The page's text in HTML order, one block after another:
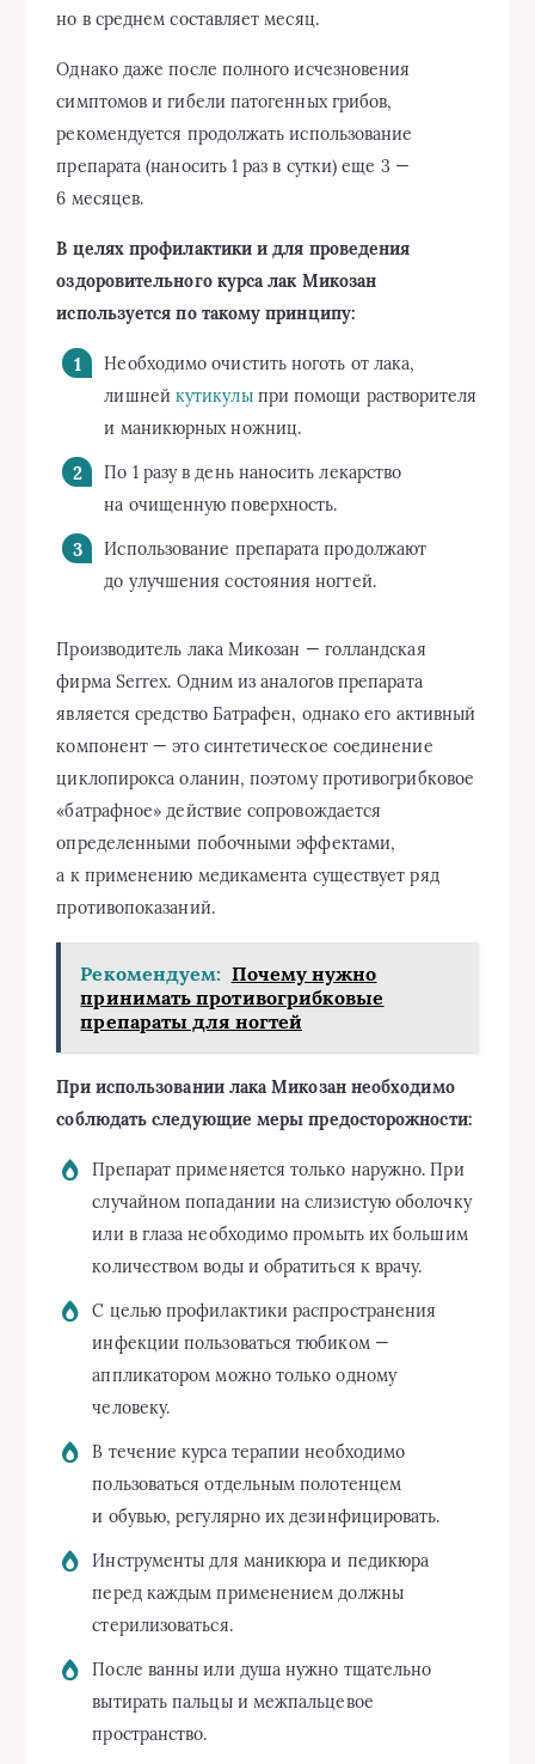
но в среднем составляет месяц.
Однако даже после полного исчезновения
симптомов и гибели патогенных грибов,
рекомендуется продолжать использование
препарата (наносить 1 раз в сутки) еще 3 —
6 месяцев.
В целях профилактики и для проведения
оздоровительного курса лак Микозан
используется по такому принципу:
Необходимо очистить ноготь от лака,
лишней кутикулыпри помощи растворителя
и маникюрных ножниц.
По 1 разу в день наносить лекарство
на очищенную поверхность.
Использование препарата продолжают
до улучшения состояния ногтей.
Производитель лака Микозан — голландская
фирма Serrex. Одним из аналогов препарата
является средство Батрафен, однако его активный
компонент — это синтетическое соединение
циклопирокса оланин, поэтому противогрибковое
«батрафное» действие сопровождается
определенными побочными эффектами,
а к применению медикамента существует ряд
противопоказаний.
Рекомендуем: Почему нужно
принимать противогрибковые
препараты для ногтей
При использовании лака Микозан необходимо
соблюдать следующие меры предосторожности:
Препарат применяется только наружно. При
случайном попадании на слизистую оболочку
или в глаза необходимо промыть их большим
количеством воды и обратиться к врачу.
С целью профилактики распространения
инфекции пользоваться тюбиком —
аппликатором можно только одному
человеку.
В течение курса терапии необходимо
пользоваться отдельным полотенцем
и обувью, регулярно их дезинфицировать.
Инструменты для маникюра и педикюра
перед каждым применением должны
стерилизоваться.
После ванны или душа нужно тщательно
вытирать пальцы и межпальцевое
пространство.